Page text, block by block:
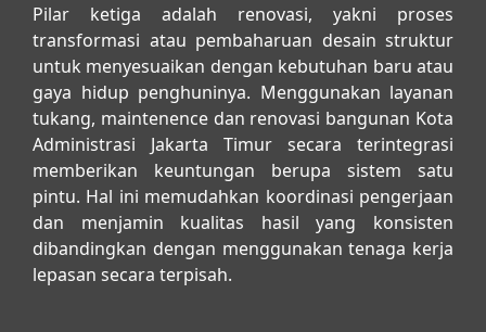
Pilar ketiga adalah renovasi, yakni proses
transformasi atau pembaharuan desain struktur
untuk menyesuaikan dengan kebutuhan baru atau
gaya hidup penghuninya. Menggunakan layanan
tukang, maintenence dan renovasi bangunan Kota
Administrasi Jakarta Timur secara terintegrasi
memberikan keuntungan berupa sistem satu
pintu. Hal ini memudahkan koordinasi pengerjaan
dan menjamin kualitas hasil yang konsisten
dibandingkan dengan menggunakan tenaga kerja
lepasan secara terpisah.